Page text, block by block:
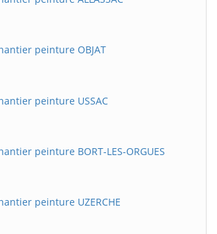
peinture OBJAT
peinture USSAC
peinture BORT-LES-ORGUES
peinture UZERCHE